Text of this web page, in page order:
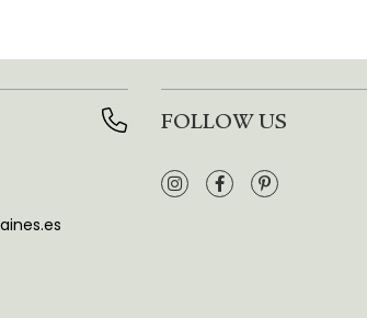
FOLLOW US